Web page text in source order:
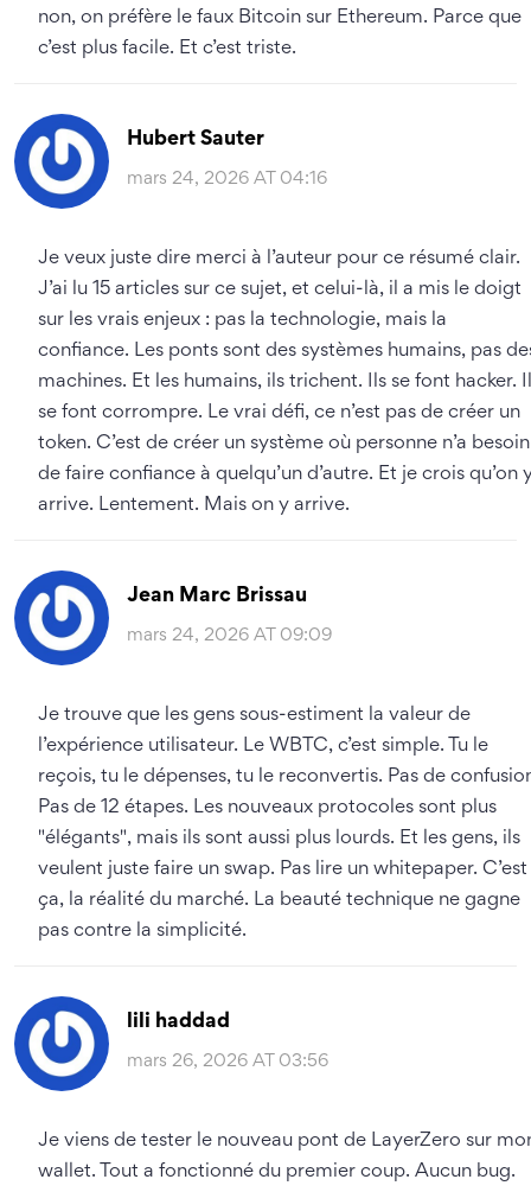
non, on préfère le faux Bitcoin sur Ethereum. Parce que
c’est plus facile. Et c’est triste.
Hubert Sauter
mars 24, 2026 AT 04:16
Je veux juste dire merci à l’auteur pour ce résumé clair.
J’ai lu 15 articles sur ce sujet, et celui-là, il a mis le doigt
sur les vrais enjeux : pas la technologie, mais la
confiance. Les ponts sont des systèmes humains, pas
machines. Et les humains, ils trichent. Ils se font hacker.
se font corrompre. Le vrai défi, ce n’est pas de créer un
token. C’est de créer un système où personne n’a besoin
de faire confiance à quelqu’un d’autre. Et je crois qu’on
arrive. Lentement. Mais on y arrive.
Jean Marc Brissau
mars 24, 2026 AT 09:09
Je trouve que les gens sous-estiment la valeur de
l’expérience utilisateur. Le WBTC, c’est simple. Tu le
reçois, tu le dépenses, tu le reconvertis. Pas de
Pas de 12 étapes. Les nouveaux protocoles sont plus
"élégants", mais ils sont aussi plus lourds. Et les gens, ils
veulent juste faire un swap. Pas lire un whitepaper. C’est
ça, la réalité du marché. La beauté technique ne gagne
pas contre la simplicité.
lili haddad
mars 26, 2026 AT 03:56
Je viens de tester le nouveau pont de LayerZero sur
wallet. Tout a fonctionné du premier coup. Aucun bug.